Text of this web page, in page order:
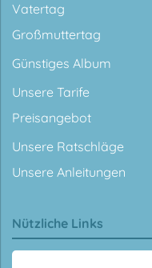
Vatertag
Großmuttertag
Günstiges Album
Unsere Tarife
Preisangebot
Unsere Ratschläge
Unsere Anleitungen
Nützliche Links